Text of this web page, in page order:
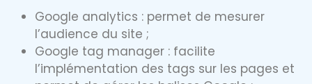
Google analytics : permet de mesurer
l’audience du site ;
Google tag manager : facilite
l’implémentation des tags sur les pages et